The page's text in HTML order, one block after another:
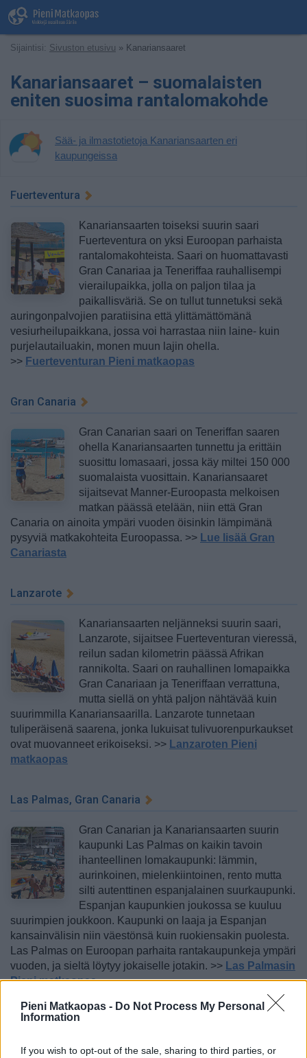
Pieni Matkaopas - Do Not Process My Personal
Information
If you wish to opt-out of the sale, sharing to third parties, or
Sijaintisi: Sivuston etusivu » Kanariansaaret
Kanariansaaret – suomalaisten
eniten suosima rantalomakohde
Sää- ja ilmastotietoja Kanariansaarten eri
kaupungeissa
Fuerteventura
Kanariansaarten toiseksi suurin saari
Fuerteventura on yksi Euroopan parhaista
rantalomakohteista. Saari on huomattavasti
Gran Canariaa ja Teneriffaa rauhallisempi
vierailupaikka, jolla on paljon tilaa ja
paikallisväriä. Se on tullut tunnetuksi sekä
auringonpalvojien paratiisina että ylittämättömänä
vesiurheilupaikkana, jossa voi harrastaa niin laine- kuin
purjelautailuakin, monen muun lajin ohella.
>> Fuerteventuran Pieni matkaopas
Gran Canaria
Gran Canarian saari on Teneriffan saaren
ohella Kanariansaarten tunnettu ja erittäin
suosittu lomasaari, jossa käy miltei 150 000
suomalaista vuosittain. Kanariansaaret
sijaitsevat Manner-Euroopasta melkoisen
matkan päässä etelään, niin että Gran
Canaria on ainoita ympäri vuoden öisinkin lämpimänä
pysyviä matkakohteita Euroopassa. >> Lue lisää Gran
Canariasta
Lanzarote
Kanariansaarten neljänneksi suurin saari,
Lanzarote, sijaitsee Fuerteventuran vieressä,
reilun sadan kilometrin päässä Afrikan
rannikolta. Saari on rauhallinen lomapaikka
Gran Canariaan ja Teneriffaan verrattuna,
mutta siellä on yhtä paljon nähtävää kuin
suurimmilla Kanariansaarilla. Lanzarote tunnetaan
tuliperäisenä saarena, jonka lukuisat tulivuorenpurkaukset
ovat muovanneet erikoiseksi. >> Lanzaroten Pieni
matkaopas
Las Palmas, Gran Canaria
Gran Canarian ja Kanariansaarten suurin
kaupunki Las Palmas on kaikin tavoin
ihanteellinen lomakaupunki: lämmin,
aurinkoinen, mielenkiintoinen, rento mutta
silti autenttinen espanjalainen suurkaupunki.
Espanjan kaupunkien joukossa se kuuluu
suurimpien joukkoon. Kaupunki on laaja ja Espanjan
kansainvälisin niin väestönsä kuin ruokiensakin puolesta.
Las Palmas on Euroopan parhaita rantakaupunkeja ympäri
vuoden, ja sieltä löytyy jokaiselle jotakin. >> Las Palmasin
Pieni matkaopas
Maspalomas, Gran Canaria
Gran Canarian etelärannikko on jo